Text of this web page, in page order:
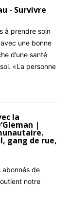
- Survivre
à prendre soin
une bonne
d’une santé
«La personne
la
|
gang de rue,
de
notre